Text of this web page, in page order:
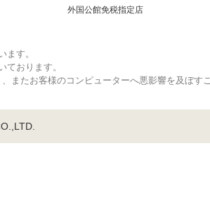
外国公館免税指定店
ます。
おります。
またお客様のコンピューターへ悪影響を及ぼす